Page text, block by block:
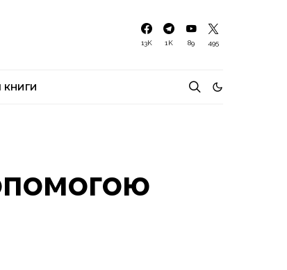
13K 1K 89 495
КНИГИ